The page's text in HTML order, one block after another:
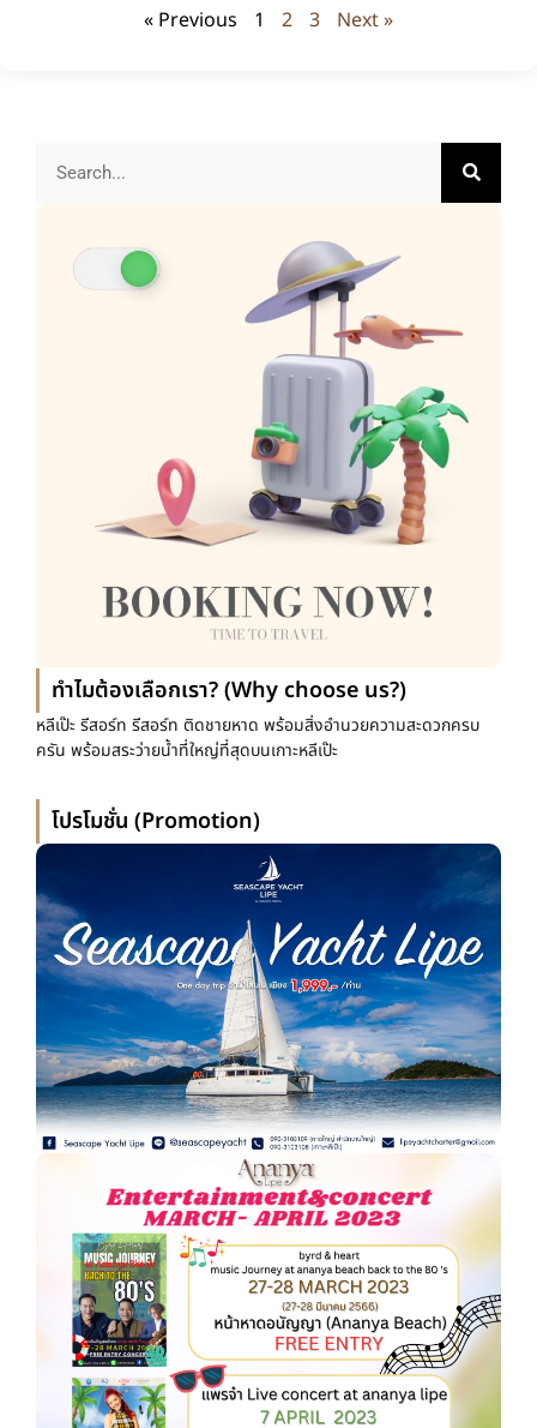
« Previous 1 2 3 Next »
ทำไมต้องเลือกเรา? (Why choose us?)
หลีเป๊ะ รีสอร์ท รีสอร์ท ติดชายหาด พร้อมสิ่งอำนวยความสะดวกครบ
ครัน พร้อมสระว่ายน้ำที่ใหญ่ที่สุดบนเกาะหลีเป๊ะ
โปรโมชั่น (Promotion)